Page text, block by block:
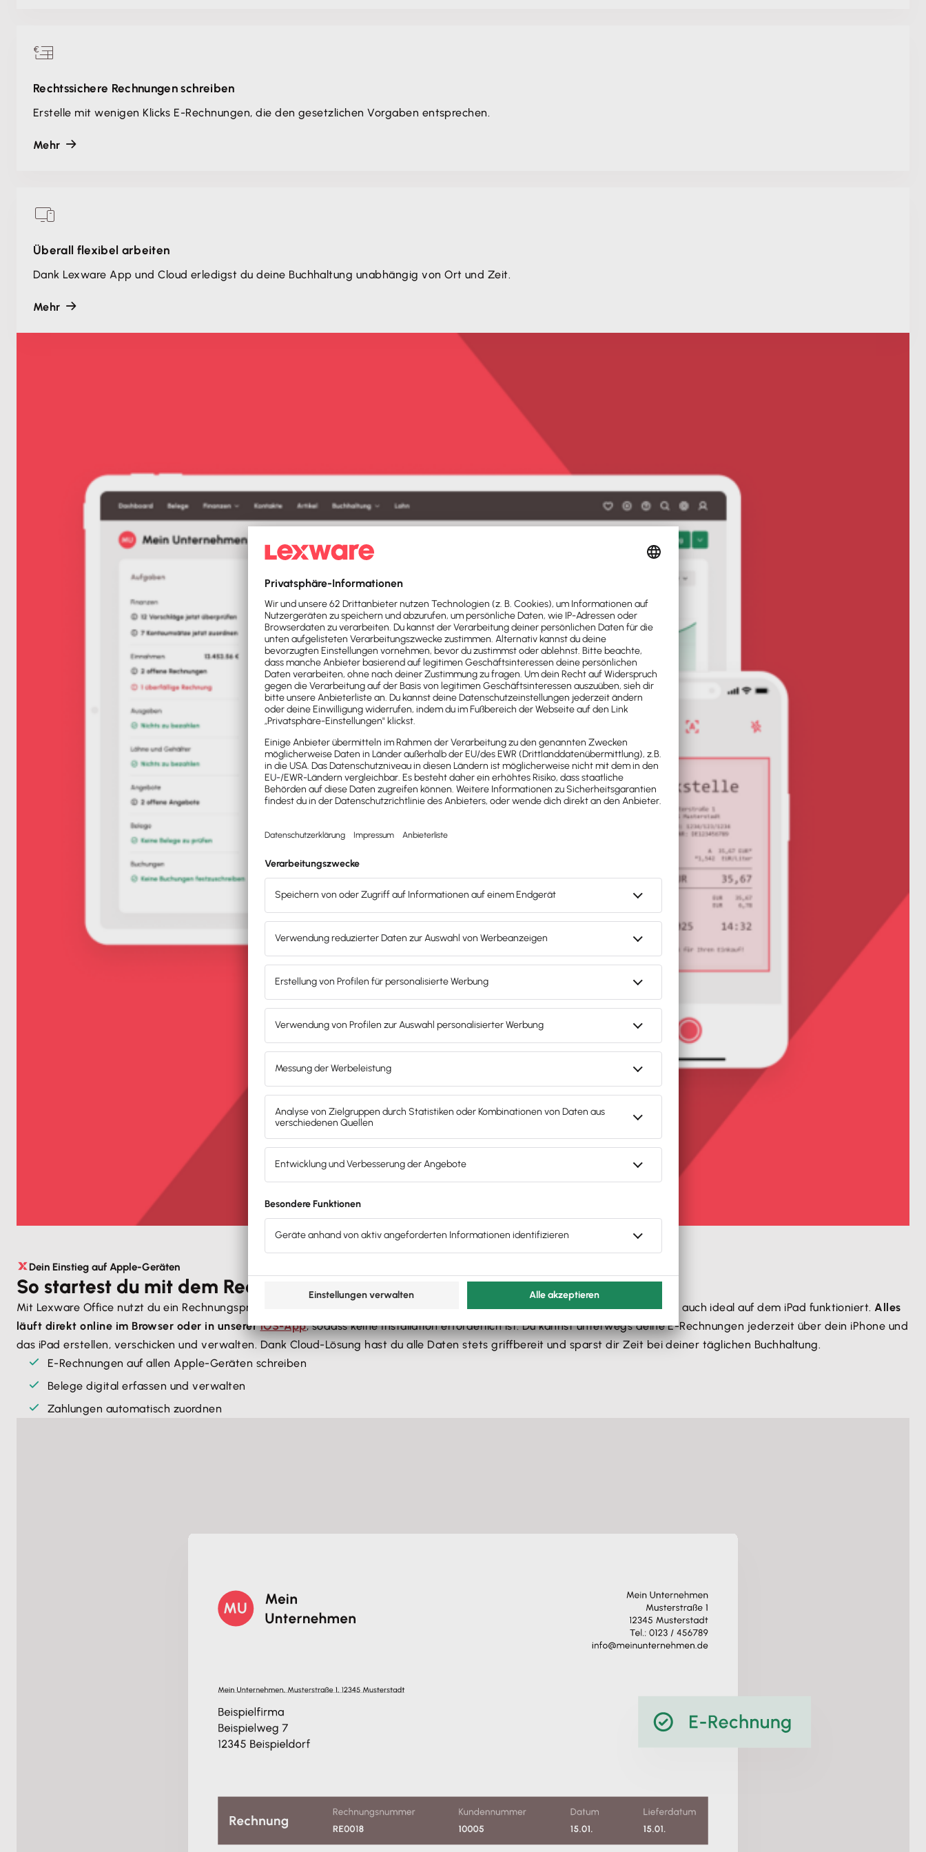
Rechtssichere Rechnungen schreiben
Erstelle mit wenigen Klicks E-Rechnungen, die den gesetzlichen Vorgaben entsprechen.
Mehr
Überall flexibel arbeiten
Dank Lexware App und Cloud erledigst du deine Buchhaltung unabhängig von Ort und Zeit.
Mehr
Dein Einstieg auf Apple-Geräten
So startest du mit dem Rechnungsprogramm für Mac
Mit Lexware Office nutzt du ein Rechnungsprogramm, das speziell auf die Anforderungen von Mac-Nutzern abgestimmt ist und auch ideal auf dem iPad funktioniert. Alles
läuft direkt online im Browser oder in unsereriOS-App, sodass keine Installation erforderlich ist. Du kannst unterwegs deine E-Rechnungen jederzeit über dein iPhone und
das iPad erstellen, verschicken und verwalten. Dank Cloud-Lösung hast du alle Daten stets griffbereit und sparst dir Zeit bei deiner täglichen Buchhaltung.
E-Rechnungen auf allen Apple-Geräten schreiben
Belege digital erfassen und verwalten
Zahlungen automatisch zuordnen